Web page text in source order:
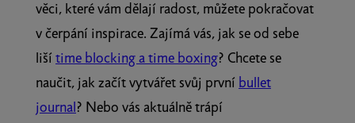
věci, které vám dělají radost, můžete pokračovat
v čerpání inspirace. Zajímá vás, jak se od sebe
liší time blocking a time boxing? Chcete se
naučit, jak začít vytvářet svůj první bullet
journal? Nebo vás aktuálně trápí